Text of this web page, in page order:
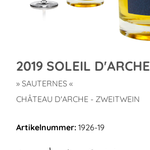
2019 SOLEIL D'ARCHE
» SAUTERNES «
CHÂTEAU D'ARCHE - ZWEITWEIN
Artikelnummer: 1926-19